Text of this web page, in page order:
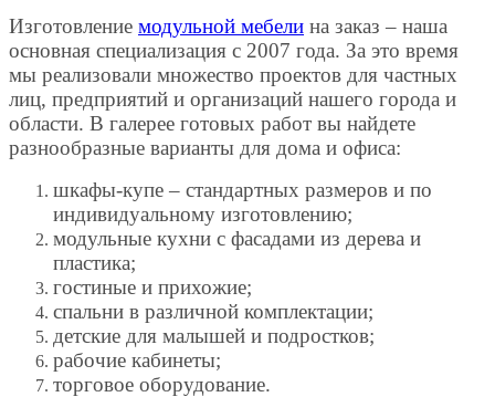
Изготовление модульной мебели на заказ – наша
основная специализация с 2007 года. За это время
мы реализовали множество проектов для частных
лиц, предприятий и организаций нашего города и
области. В галерее готовых работ вы найдете
разнообразные варианты для дома и офиса:
шкафы-купе – стандартных размеров и по
индивидуальному изготовлению;
модульные кухни с фасадами из дерева и
пластика;
гостиные и прихожие;
спальни в различной комплектации;
детские для малышей и подростков;
рабочие кабинеты;
торговое оборудование.